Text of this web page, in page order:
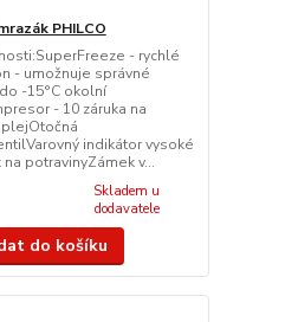
PHILCO
- rychlé
- umožnuje správné
-15°C okolní
- 10 záruka na
indikátor vysoké
potravinyZámek v...
Skladem u
dodavatele
do košíku